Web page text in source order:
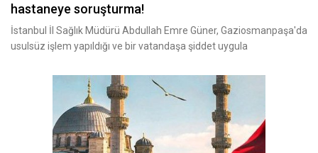
hastaneye soruşturma!
İstanbul İl Sağlık Müdürü Abdullah Emre Güner, Gaziosmanpaşa'da
usulsüz işlem yapıldığı ve bir vatandaşa şiddet uygula